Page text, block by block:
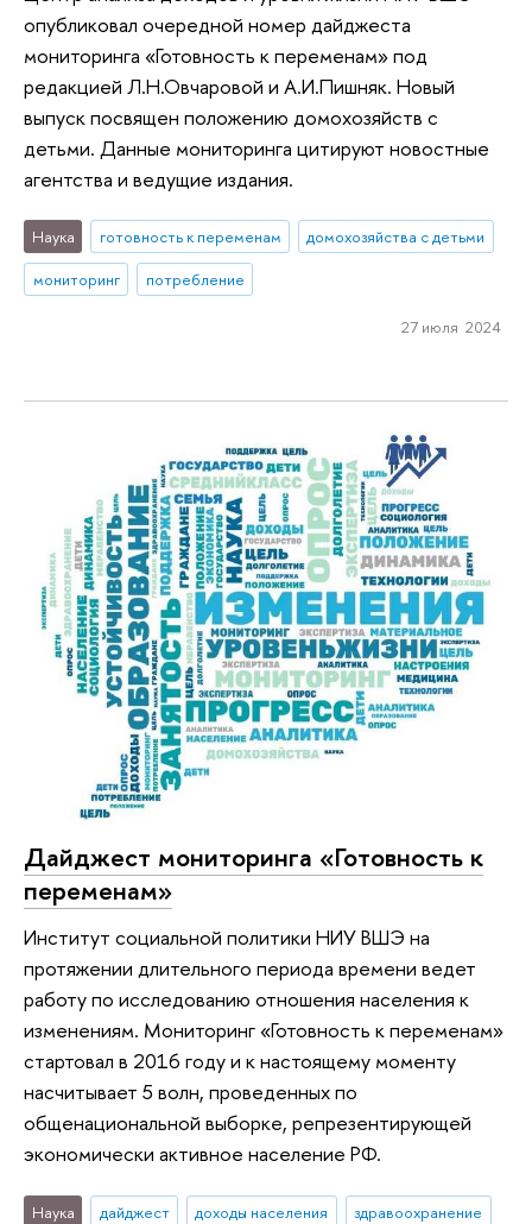
опубликовал очередной номер дайджеста
мониторинга «Готовность к переменам» под
редакцией Л.Н.Овчаровой и А.И.Пишняк. Новый
выпуск посвящен положению домохозяйств с
детьми. Данные мониторинга цитируют новостные
агентства и ведущие издания.
Наука готовность к переменам
домохозяйства с детьми
мониторинг
потребление
27 июля 2024
Дайджест мониторинга «Готовность к
переменам»
Институт социальной политики НИУ ВШЭ на
протяжении длительного периода времени ведет
работу по исследованию отношения населения к
изменениям. Мониторинг «Готовность к переменам»
стартовал в 2016 году и к настоящему моменту
насчитывает 5 волн, проведенных по
общенациональной выборке, репрезентирующей
экономически активное население РФ.
Наука дайджест доходы населения
здравоохранение